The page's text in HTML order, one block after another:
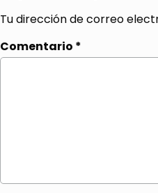
Tu dirección de correo
Comentario *